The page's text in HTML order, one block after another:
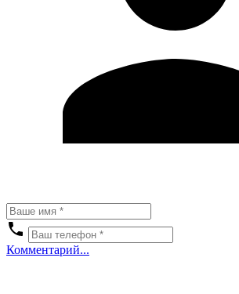
Комментарий...